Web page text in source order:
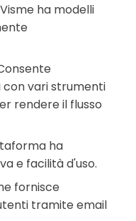
Visme ha modelli
con vari strumenti
rendere il flusso
ha
e facilità d'uso.
fornisce
tramite email